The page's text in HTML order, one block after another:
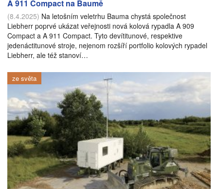
A 911 Compact na Baumě
(8.4.2025) Na letošním veletrhu Bauma chystá společnost
Liebherr poprvé ukázat veřejnosti nová kolová rypadla A 909
Compact a A 911 Compact. Tyto devítitunové, respektive
jedenáctitunové stroje, nejenom rozšíří portfolio kolových rypadel
Liebherr, ale též stanoví…
ze světa